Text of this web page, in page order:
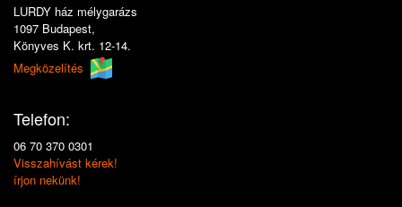
LURDY ház mélygarázs
1097 Budapest,
Könyves K. krt. 12-14.
Megközelítés
Telefon:
06 70 370 0301
Visszahívást kérek!
írjon nekünk!